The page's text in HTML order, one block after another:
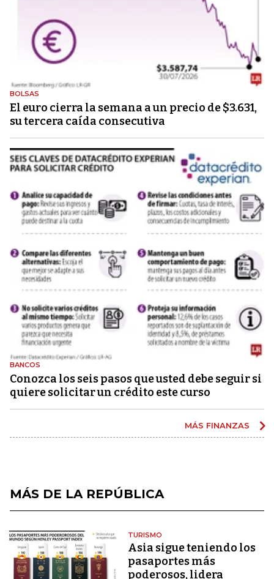
BOLSAS
El euro cierra la semana a un precio de $3.631,
su tercera caída consecutiva
BANCOS
Conozca los seis pasos que usted debe seguir si
quiere solicitar un crédito este curso
MÁS FINANZAS
MÁS DE LA REPÚBLICA
TURISMO
Asia sigue teniendo los
pasaportes más
poderosos, lidera